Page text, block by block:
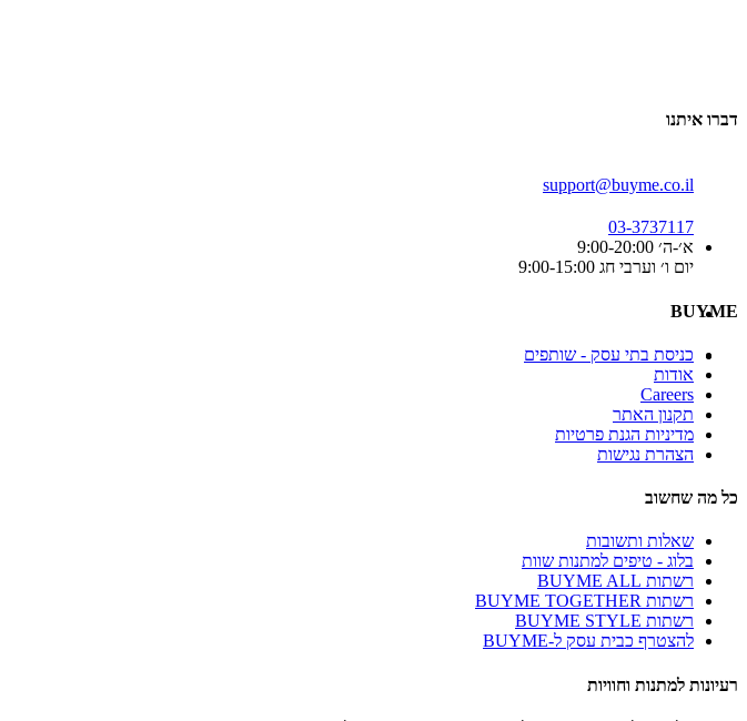
דברו איתנו
support@buyme.co.il
03-3737117
א׳-ה׳ 9:00-20:00
יום ו׳ וערבי חג 9:00-15:00
BUYME
כניסת בתי עסק - שותפים
אודות
Careers
תקנון האתר
מדיניות הגנת פרטיות
הצהרת נגישות
כל מה שחשוב
שאלות ותשובות
בלוג - טיפים למתנות שוות
רשתות BUYME ALL
רשתות BUYME TOGETHER
רשתות BUYME STYLE
להצטרף כבית עסק ל-BUYME
רעיונות למתנות וחוויות